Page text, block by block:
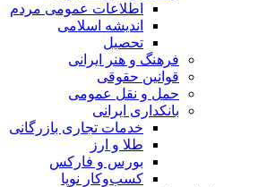
اطلاعات عمومی مردم
اندیشه اسلامی
تحصیل
فرهنگ و هنر ایرانی
قوانین حقوقی
حمل و نقل عمومی
بانکداری ایرانی
خدمات تجاری بازرگانی
طلا و ارز
بورس و فارکس
کسب‌وکار نوپا